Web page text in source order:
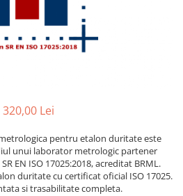
320,00 Lei
pentru etalon duritate este
unui laborator metrologic partener
EN ISO 17025:2018, acreditat BRML.
duritate cu certificat oficial ISO 17025.
si trasabilitate completa.